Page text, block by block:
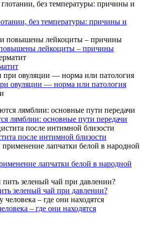
без температуры: причины и
лейкоциты – причины
овуляции — норма или патология
лямблии: основные пути передачи
после интимной близости
лапчатки белой в народной
зеленый чай при давлении?
– где они находятся